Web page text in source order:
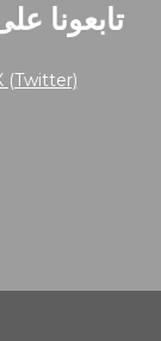
: تابعونا
(Twitter)